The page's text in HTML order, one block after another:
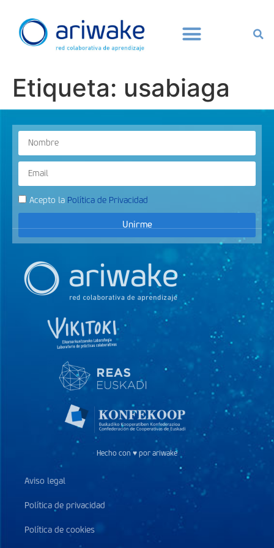
Etiqueta: usabiaga
Acepto la Política de Privacidad
Unirme
Hecho con ♥ por ariwake
Aviso legal
Política de privacidad
Política de cookies